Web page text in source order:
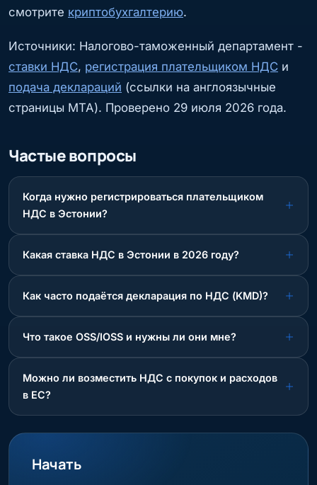
смотрите криптобухгалтерию.
Источники: Налогово-таможенный департамент -
ставки НДС, регистрация плательщиком НДС и
подача деклараций (ссылки на англоязычные
страницы MTA). Проверено 29 июля 2026 года.
Частые вопросы
Когда нужно регистрироваться плательщиком
НДС в Эстонии?
Какая ставка НДС в Эстонии в 2026 году?
Как часто подаётся декларация по НДС (KMD)?
Что такое OSS/IOSS и нужны ли они мне?
Можно ли возместить НДС с покупок и расходов
в ЕС?
Начать